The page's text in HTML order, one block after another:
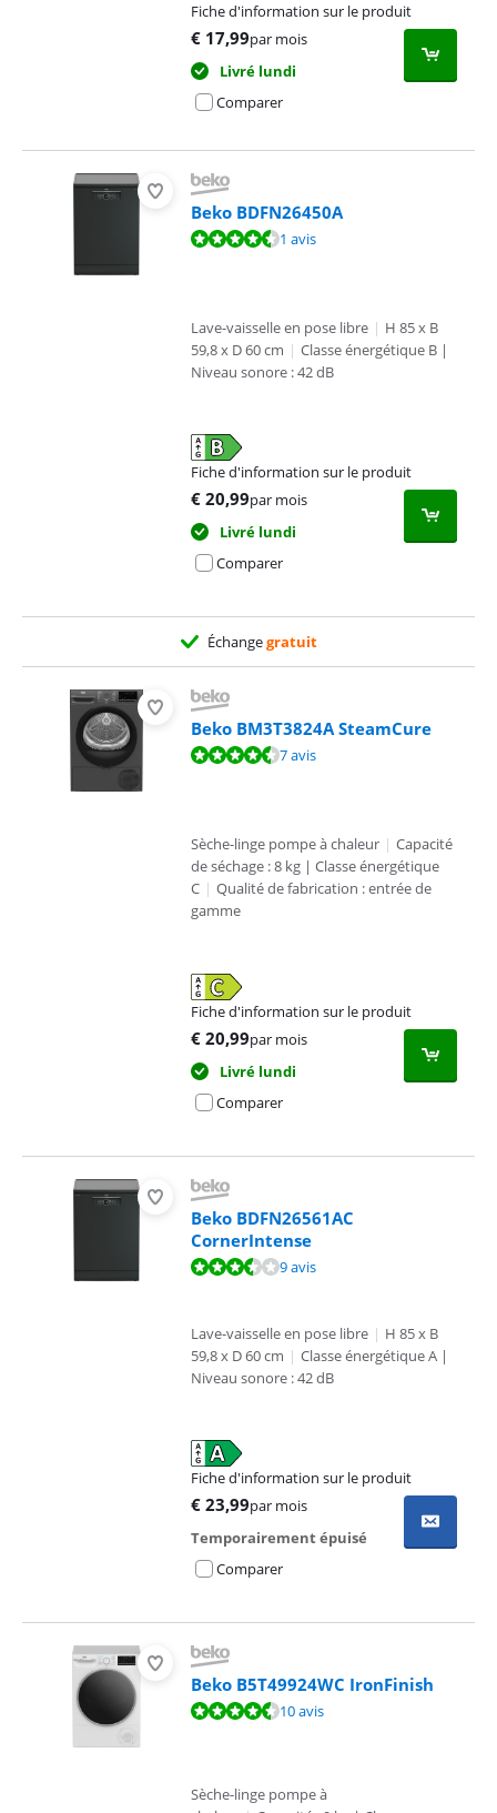
Fiche d'information sur le produit
s'ouvre dans un nouvel onglet
€ 17,99par mois
Livré lundi
Comparer
Beko BDFN26450A
La note est de 8,8 sur 10, basée sur 1 avis.1 avis
Lave-vaisselle en pose libre | H 85 x B
59,8 x D 60 cm | Classe énergétique B |
Niveau sonore : 42 dB
Fiche d'information sur le produit
s'ouvre dans un nouvel onglet
€ 20,99par mois
Livré lundi
Comparer
Échangegratuit
Beko BM3T3824A SteamCure
La note est de 9,1 sur 10, basée sur 7 avis.7 avis
Sèche-linge pompe à chaleur | Capacité
de séchage : 8 kg | Classe énergétique
C | Qualité de fabrication : entrée de
gamme
Fiche d'information sur le produit
s'ouvre dans un nouvel onglet
€ 20,99par mois
Livré lundi
Comparer
Beko BDFN26561AC
CornerIntense
La note est de 7,3 sur 10, basée sur 9 avis.9 avis
Lave-vaisselle en pose libre | H 85 x B
59,8 x D 60 cm | Classe énergétique A |
Niveau sonore : 42 dB
Fiche d'information sur le produit
s'ouvre dans un nouvel onglet
€ 23,99par mois
Temporairement épuisé
Comparer
Beko B5T49924WC IronFinish
La note est de 9,2 sur 10, basée sur 10 avis.10 avis
Sèche-linge pompe à